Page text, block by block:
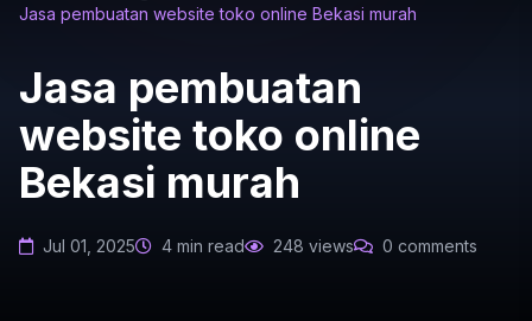
Jasa pembuatan website toko online Bekasi murah
Jasa pembuatan
website toko online
Bekasi murah
Jul 01, 2025 4 min read 248 views 0 comments